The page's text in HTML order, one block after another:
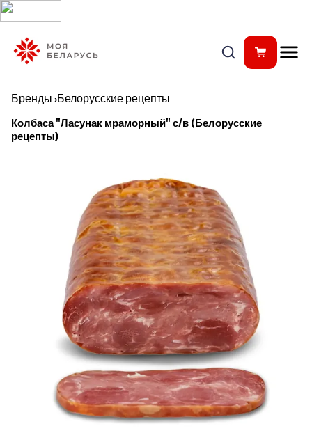
Бренды ›Белорусские рецепты
Колбаса "Ласунак мраморный" с/в (Белорусские
рецепты)